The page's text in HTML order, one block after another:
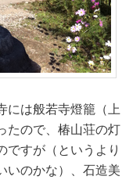
には般若寺燈籠（上
たので、椿山荘の灯
ですが（というより
いのかな）、石造美